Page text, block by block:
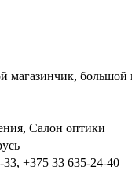
магазинчик,
Салон оптики
+375 33 635-24-40